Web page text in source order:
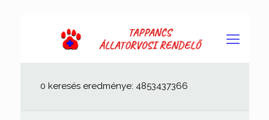
0 keresés eredménye: 4853437366